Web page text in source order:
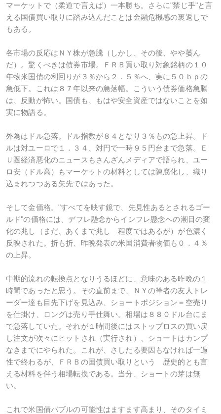
マーケットで（柔道で言えば）一本勝ち。さらに"禁じ手"と言
える国債買い取りに踏み込んだことは金融危機感の裏返しで
もある。
各市場の反応はＮＹ株が急騰（しかし、その後、やや萎ん
だ）。驚くべきは債券市場。ＦＲＢ買い取り対象銘柄の１０
年物米国債の利回りが３％から２．５％へ、実に５０ｂｐの
急低下。これは８７年以来の急落幅。こういう債券価格急騰
は、反動が怖い。国債も、もはや安全資産ではないことを如
実に物語る。
外為はドル急落。ドル指数が８４となり３％もの急上昇。ド
ルは対ユーロで１．３４、対円で一時９５円台まで急落。Ｅ
Ｕ圏経済悪化のニュースもさんざんメディアで語られ、ユー
ロ安（ドル高）もマーケットの材料としては陳腐化し、織り
込まれつつある矢先ではあった。
そして金価格。"すべてを映す鏡で、先見性あるとされるゴー
ルド"の価格には、デフレ懸念からインフレ懸念への潮目の変
化の兆し（まだ、あくまで兆し 程度ではあるが）が色濃く
反映された。折も折、昨晩発表の米国消費者物価も０．４％
の上昇。
中期的流れの転換点となりうるほどに、意味のある昨晩の１
時間であったと思う。その直前まで、ＮＹの筆者の友人トレ
ーダー達も目先下げを見込み、ショートポジション＝空売り
を仕掛け、ロングは売り手仕舞い。相場は８８０ドル台にま
で急落していた。それが１時間後にはストップロスの買い戻
し注文が次々にヒットされ（実行され）、ショートはカンプ
なきまでにやられた。これが、さしたる要因もなければ一過
性で終わるが、ＦＲＢの国債買い取りという 歴史的とも言
える材料を伴う相場転換である。当分、ショートの芽は無
い。
これで米国債バブルの可能性はますます高まり、そのタイミ